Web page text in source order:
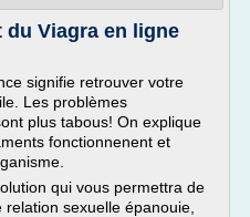
du Viagra en ligne
signifie retrouver votre
Les problèmes
plus tabous! On explique
fonctionnenent et
qui vous permettra de
sexuelle épanouie,